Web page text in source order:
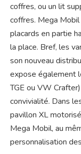
coffres, ou un lit
coffres. Mega
placards en partie
la place. Bref, les
son nouveau
expose également
TGE ou VW
convivialité. Dans
pavillon XL
Mega Mobil, au
personnalisation